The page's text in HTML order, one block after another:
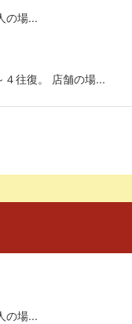
の場...
往復。 店舗の場...
の場...